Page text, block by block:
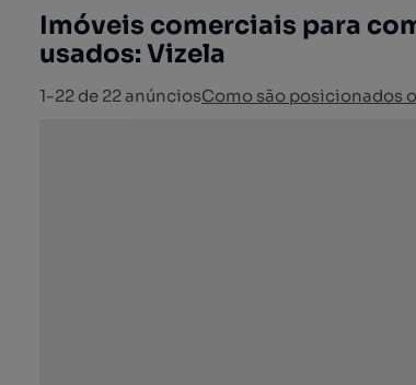
Imóveis comerciais para
usados: Vizela
1-22 de 22 anúnciosComo são posicionados